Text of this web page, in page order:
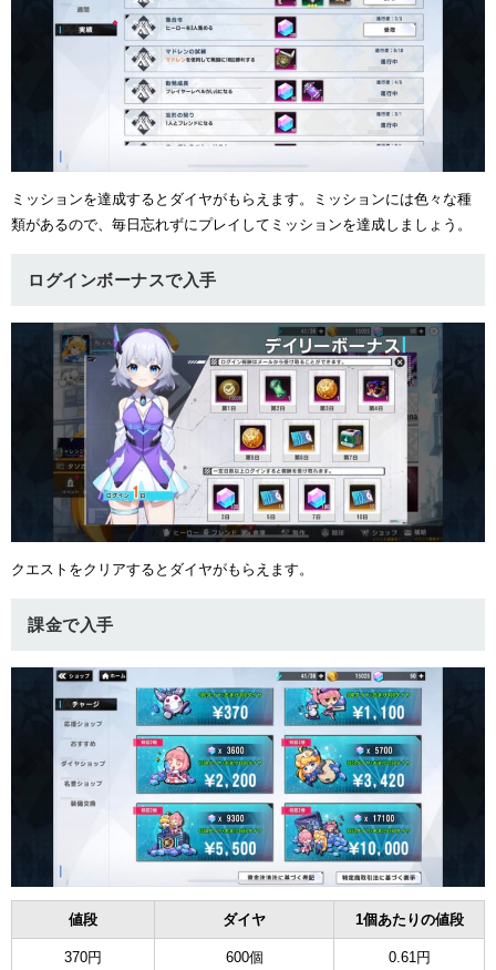
ミッションを達成するとダイヤがもらえます。ミッションには色々な種
類があるので、毎日忘れずにプレイしてミッションを達成しましょう。
ログインボーナスで入手
クエストをクリアするとダイヤがもらえます。
課金で入手
値段 ダイヤ 1個あたりの値段
370円 600個 0.61円